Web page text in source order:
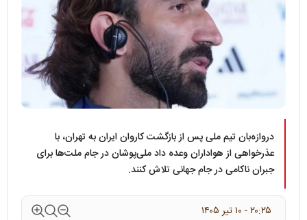
دروازه‌بان تیم ملی پس از بازگشت کاروان ایران به تهران، با
عذرخواهی از هواداران وعده داد ملی‌پوشان در جام ملت‌ها برای
جبران ناکامی در جام جهانی تلاش کنند.
۲۰:۲۵ - ۱۰ تير ۱۴۰۵